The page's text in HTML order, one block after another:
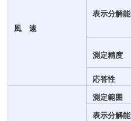
風 速
表示分解能
測定精度
応答性
測定範囲
表示分解能